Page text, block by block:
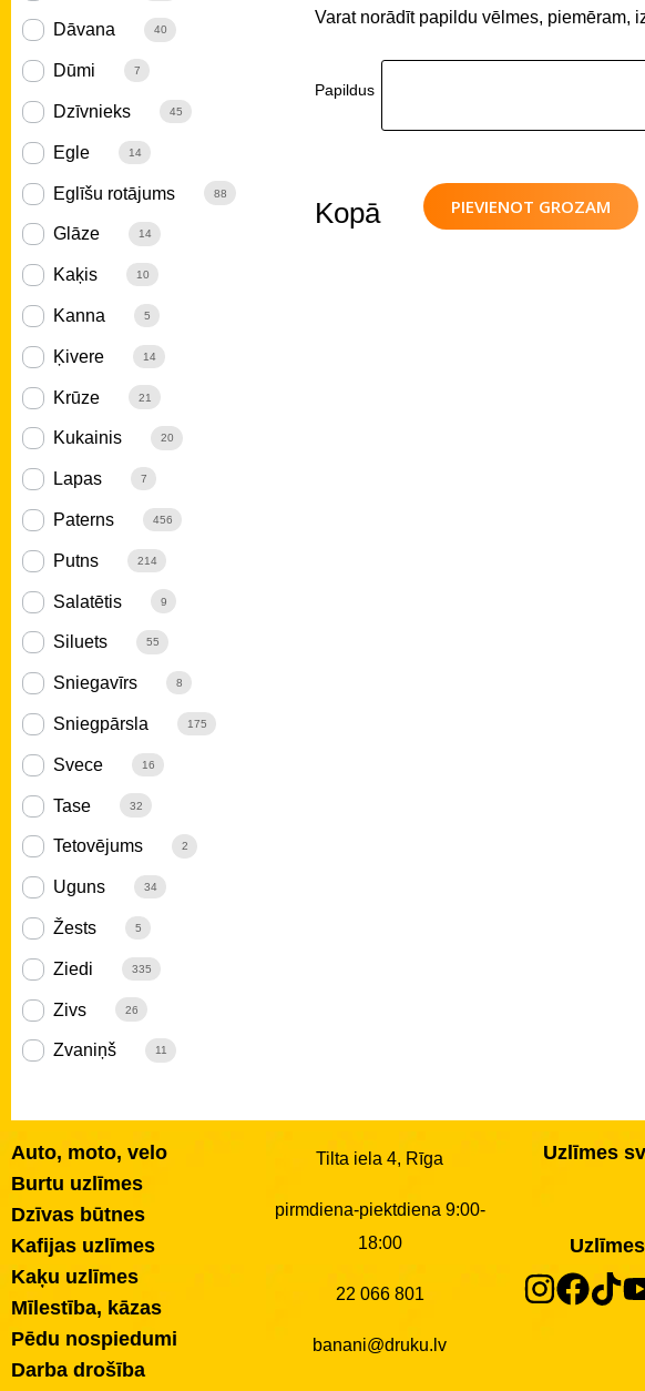
Dāvana 40
Dūmi 7
Dzīvnieks 45
Egle 14
Eglīšu rotājums 88
Glāze 14
Kaķis 10
Kanna 5
Ķivere 14
Krūze 21
Kukainis 20
Lapas 7
Paterns 456
Putns 214
Salatētis 9
Siluets 55
Sniegavīrs 8
Sniegpārsla 175
Svece 16
Tase 32
Tetovējums 2
Uguns 34
Žests 5
Ziedi 335
Zivs 26
Zvaniņš 11
Varat norādīt papildu vēlmes, piemēram,
Papildus
PIEVIENOT GROZAM
Kopā
Auto, moto, velo
Burtu uzlīmes
Dzīvas būtnes
Kafijas uzlīmes
Kaķu uzlīmes
Mīlestība, kāzas
Pēdu nospiedumi
Darba drošība
Tilta iela 4, Rīga
pirmdiena-piektdiena 9:00-
18:00
22 066 801
banani@druku.lv
Uzlīmes